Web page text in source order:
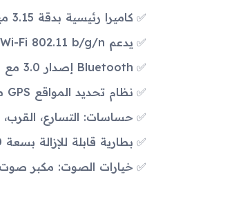
كاميرا رئيسية بدقة 3.15 ميجابكسل مع تركيز تلقائي
يدعم Wi-Fi 802.11 b/g/n ونقطة الاتصال
Bluetooth إصدار 3.0 مع دعم A2DP
نظام تحديد المواقع GPS مع A-GPS
حساسات: التسارع، القرب،
بطارية قابلة للإزالة بسعة 1500 مللي أمبير
خيارات الصوت: مكبر صوت